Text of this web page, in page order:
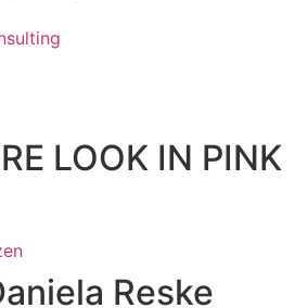
LOOK IN PINK
Reske